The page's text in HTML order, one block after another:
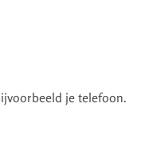
je telefoon.